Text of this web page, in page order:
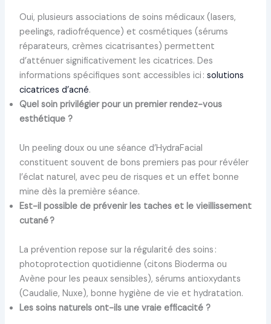
Oui, plusieurs associations de soins médicaux (lasers,
peelings, radiofréquence) et cosmétiques (sérums
réparateurs, crèmes cicatrisantes) permettent
d’atténuer significativement les cicatrices. Des
informations spécifiques sont accessibles ici : solutions
cicatrices d’acné.
Quel soin privilégier pour un premier rendez-vous
esthétique ?
Un peeling doux ou une séance d’HydraFacial
constituent souvent de bons premiers pas pour révéler
l’éclat naturel, avec peu de risques et un effet bonne
mine dès la première séance.
Est-il possible de prévenir les taches et le vieillissement
cutané ?
La prévention repose sur la régularité des soins :
photoprotection quotidienne (citons Bioderma ou
Avène pour les peaux sensibles), sérums antioxydants
(Caudalie, Nuxe), bonne hygiène de vie et hydratation.
Les soins naturels ont-ils une vraie efficacité ?